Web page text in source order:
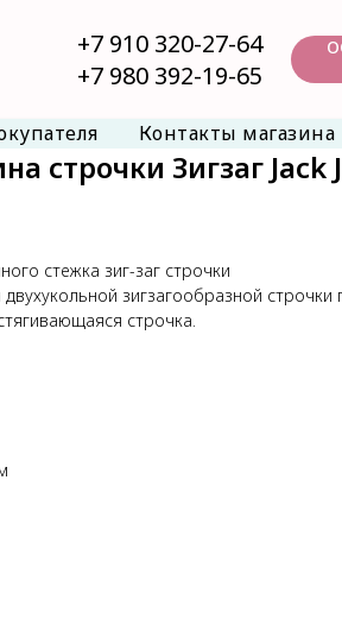
+7 910 320-27-64
+7 980 392-19-65
Контакты магазина
Зигзаг Jack
стежка зиг-заг строчки
зигзагообразной строчки
строчка.